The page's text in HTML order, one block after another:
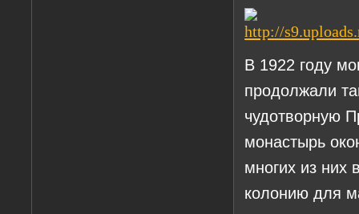
В 1922 году
продолжали
чудотворную
монастырь
многих из них
колонию для